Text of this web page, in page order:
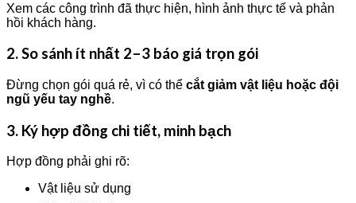
Xem các công trình đã thực hiện, hình ảnh thực tế và phản
hồi khách hàng.
2. So sánh ít nhất 2–3 báo giá trọn gói
Đừng chọn gói quá rẻ, vì có thể cắt giảm vật liệu hoặc đội
ngũ yếu tay nghề.
3. Ký hợp đồng chi tiết, minh bạch
Hợp đồng phải ghi rõ:
Vật liệu sử dụng